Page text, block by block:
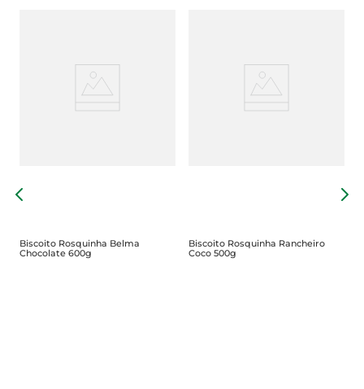
Biscoito Rosquinha Belma
Chocolate 600g
Biscoito Rosquinha Rancheiro
Coco 500g